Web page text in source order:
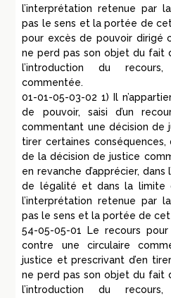
l’interprétation retenue par
pas le sens et la portée de
pour excès de pouvoir dirigé
ne perd pas son objet du fait
l’introduction du
commentée.
01-01-05-03-02 1) Il
de pouvoir, saisi d’un
commentant une décision de
tirer certaines conséquences,
de la décision de justice
en revanche d’apprécier,
de légalité et dans la limite
l’interprétation retenue par
pas le sens et la portée de
54-05-05-01 Le recours
contre une circulaire
justice et prescrivant d’en
ne perd pas son objet du fait
l’introduction du